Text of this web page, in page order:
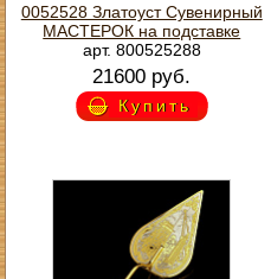
0052528 Златоуст Сувенирный
МАСТЕРОК на подставке
арт. 800525288
21600 руб.
Купить